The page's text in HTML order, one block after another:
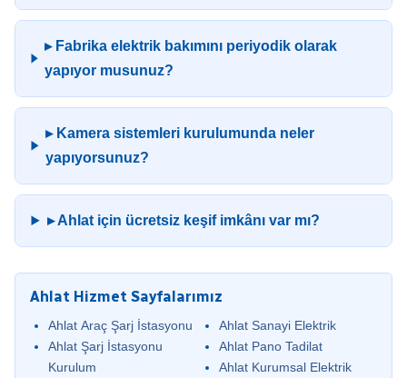
▸ Fabrika elektrik bakımını periyodik olarak
yapıyor musunuz?
▸ Kamera sistemleri kurulumunda neler
yapıyorsunuz?
▸ Ahlat için ücretsiz keşif imkânı var mı?
Ahlat Hizmet Sayfalarımız
Ahlat Araç Şarj İstasyonu
Ahlat Şarj İstasyonu
Kurulum
Ahlat Sanayi Elektrik
Ahlat Pano Tadilat
Ahlat Kurumsal Elektrik